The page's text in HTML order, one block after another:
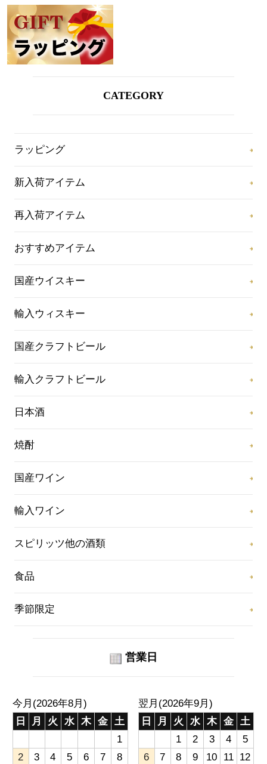
CATEGORY
ラッピング
新入荷アイテム
再入荷アイテム
おすすめアイテム
国産ウイスキー
輸入ウィスキー
国産クラフトビール
輸入クラフトビール
日本酒
焼酎
国産ワイン
輸入ワイン
スピリッツ他の酒類
食品
季節限定
営業日
今月(2026年8月)
日
月 火 水 木 金 土
1
2
3 4 5 6 7
8
翌月(2026年9月)
日
月 火 水 木 金
土
1
2 3 4
5
6
7 8 9 10 11
12